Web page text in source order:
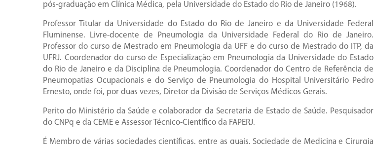
pós-graduação em Clínica Médica, pela Universidade do Estado do Rio de Janeiro (1968).
Professor Titular da Universidade do Estado do Rio de Janeiro e da Universidade Federal
Fluminense. Livre-docente de Pneumologia da Universidade Federal do Rio de Janeiro.
Professor do curso de Mestrado em Pneumologia da UFF e do curso de Mestrado do ITP, da
UFRJ. Coordenador do curso de Especialização em Pneumologia da Universidade do Estado
do Rio de Janeiro e da Disciplina de Pneumologia. Coordenador do Centro de Referência de
Pneumopatias Ocupacionais e do Serviço de Pneumologia do Hospital Universitário Pedro
Ernesto, onde foi, por duas vezes, Diretor da Divisão de Serviços Médicos Gerais.
Perito do Ministério da Saúde e colaborador da Secretaria de Estado de Saúde. Pesquisador
do CNPq e da CEME e Assessor Técnico-Científico da FAPERJ.
É Membro de várias sociedades científicas, entre as quais, Sociedade de Medicina e Cirurgia